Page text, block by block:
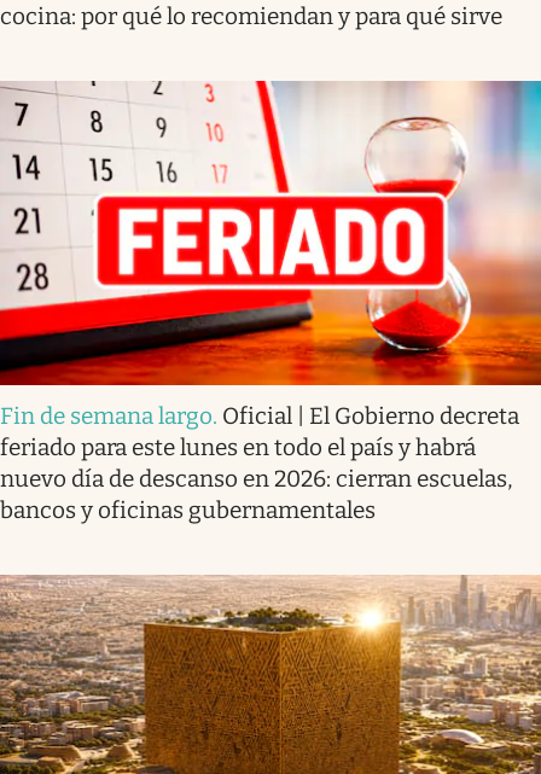
cocina: por qué lo recomiendan y para qué sirve
Fin de semana largo. Oficial | El Gobierno decreta
feriado para este lunes en todo el país y habrá
nuevo día de descanso en 2026: cierran escuelas,
bancos y oficinas gubernamentales